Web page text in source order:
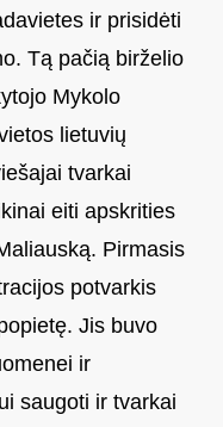
ir prisidėti
Tą pačią birželio
Mykolo
lietuvių
tvarkai
eiti apskrities
Pirmasis
potvarkis
Jis buvo
ir
saugoti ir tvarkai